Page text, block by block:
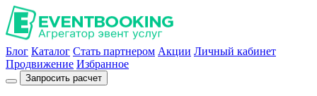
Блог Каталог Стать партнером Акции Личный кабинет
Продвижение Избранное
Запросить расчет